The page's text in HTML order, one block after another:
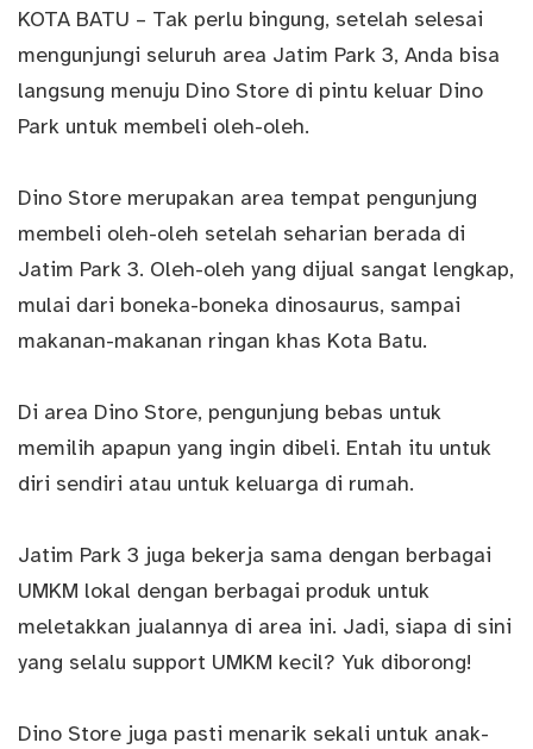
KOTA BATU – Tak perlu bingung, setelah selesai
mengunjungi seluruh area Jatim Park 3, Anda bisa
langsung menuju Dino Store di pintu keluar Dino
Park untuk membeli oleh-oleh.
Dino Store merupakan area tempat pengunjung
membeli oleh-oleh setelah seharian berada di
Jatim Park 3. Oleh-oleh yang dijual sangat lengkap,
mulai dari boneka-boneka dinosaurus, sampai
makanan-makanan ringan khas Kota Batu.
Di area Dino Store, pengunjung bebas untuk
memilih apapun yang ingin dibeli. Entah itu untuk
diri sendiri atau untuk keluarga di rumah.
Jatim Park 3 juga bekerja sama dengan berbagai
UMKM lokal dengan berbagai produk untuk
meletakkan jualannya di area ini. Jadi, siapa di sini
yang selalu support UMKM kecil? Yuk diborong!
Dino Store juga pasti menarik sekali untuk anak-